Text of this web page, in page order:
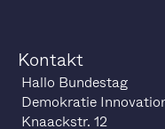
Kontakt
Hallo Bundestag
Demokratie
Knaackstr. 12